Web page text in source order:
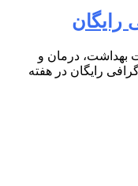
رایگان
بهداشت، درمان و
رایگان در هفته